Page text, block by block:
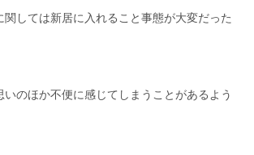
関しては新居に入れること事態が大変だった
のほか不便に感じてしまうことがあるよう